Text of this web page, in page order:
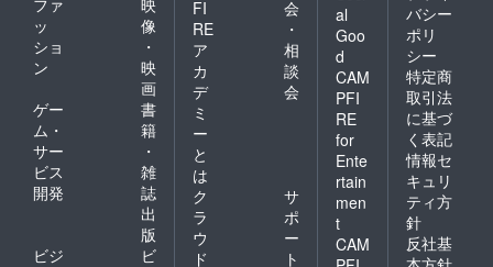
ッ
ショ
ン
像
・
映
画
ゲー
ム・
サー
ビス
開発
書
籍
・
雑
誌
出
版
ビジ
ビ
FI
RE
ア
カ
デ
ミ
ー
と
は
会
・
相
談
会
ク
ラ
ウ
ド
サ
ポ
ー
ト
al
Goo
d
CAM
PFI
RE
for
Ente
rtain
men
t
CAM
バシー
ポリ
シー
特定商
取引法
に基づ
く表記
情報セ
キュリ
ティ方
針
反社基